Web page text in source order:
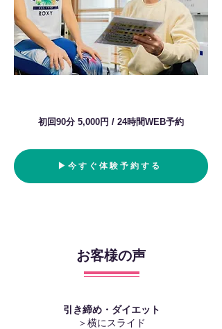
初回90分 5,000円 / 24時間WEB予約
▶︎今すぐ体験予約する
お客様の声
引き締め・ダイエット
＞横にスライド